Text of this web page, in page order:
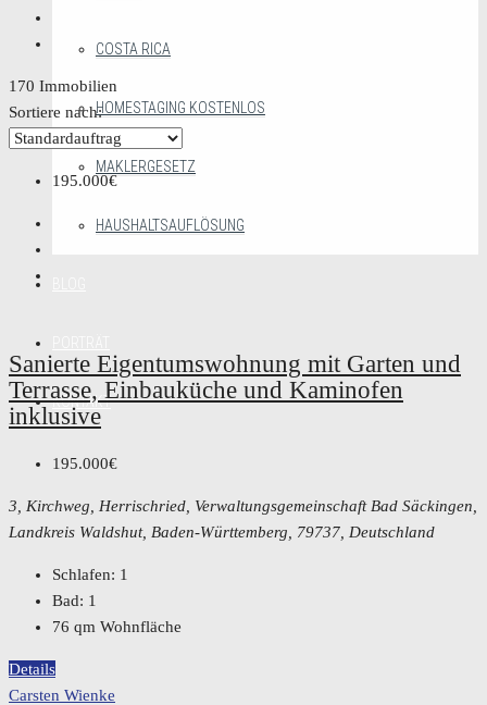
COSTA RICA
HOMESTAGING KOSTENLOS
MAKLERGESETZ
HAUSHALTSAUFLÖSUNG
KONTAKT
170 Immobilien
Sortiere nach:
195.000€
Sanierte Eigentumswohnung mit Garten und
Terrasse, Einbauküche und Kaminofen
inklusive
195.000€
3, Kirchweg, Herrischried, Verwaltungsgemeinschaft Bad Säckingen,
Landkreis Waldshut, Baden-Württemberg, 79737, Deutschland
Schlafen: 1
Bad: 1
76 qm Wohnfläche
Details
Carsten Wienke